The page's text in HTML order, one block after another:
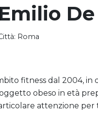
Emilio
Roma
fitness dal 2004,
obeso in età
attenzione per